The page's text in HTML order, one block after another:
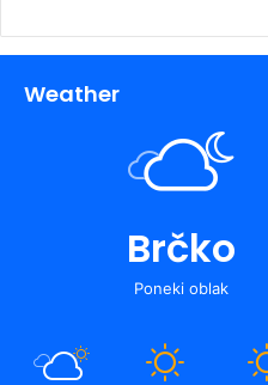
Weather
Brčko
Poneki oblak